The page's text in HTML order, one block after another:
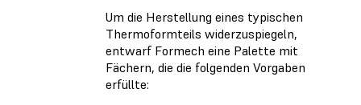
Um die Herstellung eines typischen
Thermoformteils widerzuspiegeln,
entwarf Formech eine Palette mit
Fächern, die die folgenden Vorgaben
erfüllte: